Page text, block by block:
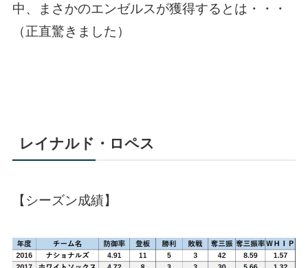
中、まさかのエンゼルスが獲得するとは・・・
（正直驚きました）
レイナルド・ロペス
【シーズン成績】